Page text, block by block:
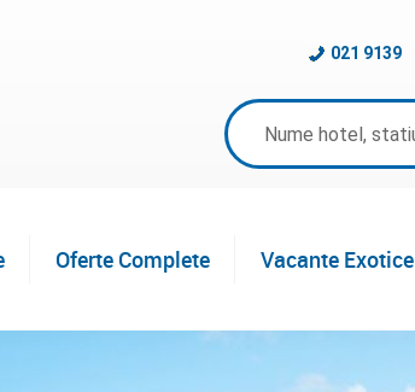
021 9139
Oferte Complete Vacante Exotice